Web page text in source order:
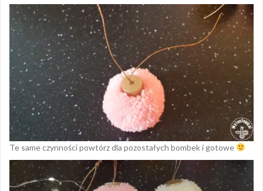
Te same czynności powtórz dla pozostałych bombek i gotowe